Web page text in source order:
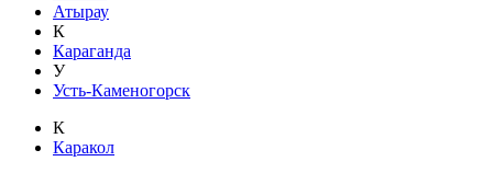
Атырау
К
Караганда
У
Усть-Каменогорск
К
Каракол